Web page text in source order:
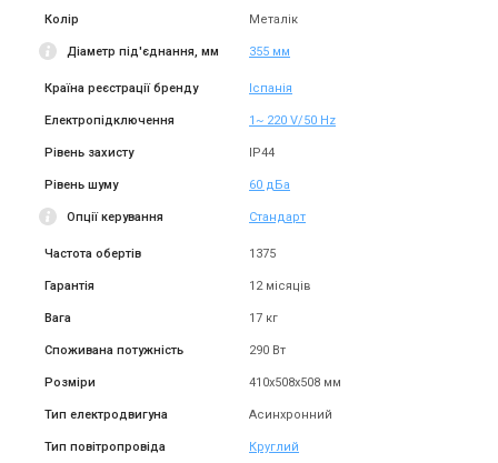
Soler&Palau VENT-200NK
Купити
Soler&Palau VENT-200 B
Ціна
Купити
Soler&Palau VENT-160NK
Залишити відгук
Іспанія
Soler&Palau VENT-160 B
Колір Металік
Діаметр під'єднання, мм 355 мм
Країна реєстрації бренду Іспанія
Електропідключення 1~ 220 V/50 Hz
Рівень захисту IP44
Рівень шуму 60 дБа
Опції керування Стандарт
Частота обертів 1375
Гарантія 12 місяців
Вага 17 кг
Споживана потужність 290 Вт
Розміри 410х508х508 мм
Тип електродвигуна Асинхронний
Тип повітропровіда Круглий